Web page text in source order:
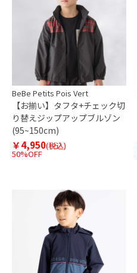
BeBe Petits Pois Vert
【お揃い】タフタ+チェック切
り替えジップアップブルゾン
(95~150cm)
￥4,950(税込)
50%OFF